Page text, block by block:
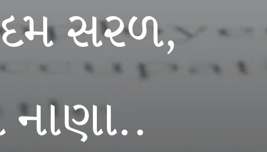
સરળ,
નાણા..